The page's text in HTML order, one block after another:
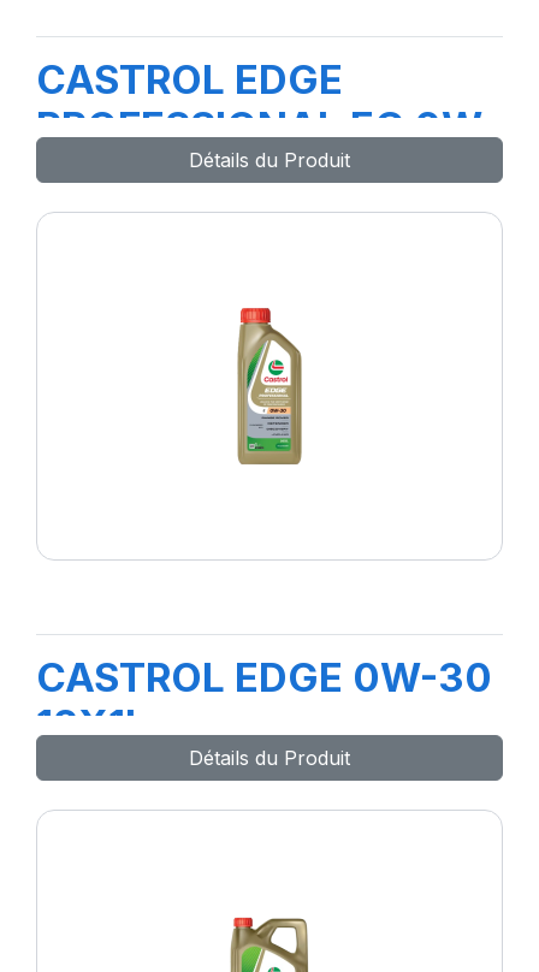
CASTROL EDGE
PROFESSIONAL EC 0W-
20 208L B5Détails du Produit
CASTROL EDGE 0W-30
12X1L
Détails du Produit